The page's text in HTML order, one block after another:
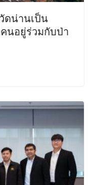
ดน่านเป็น
นอยู่ร่วมกับป่า